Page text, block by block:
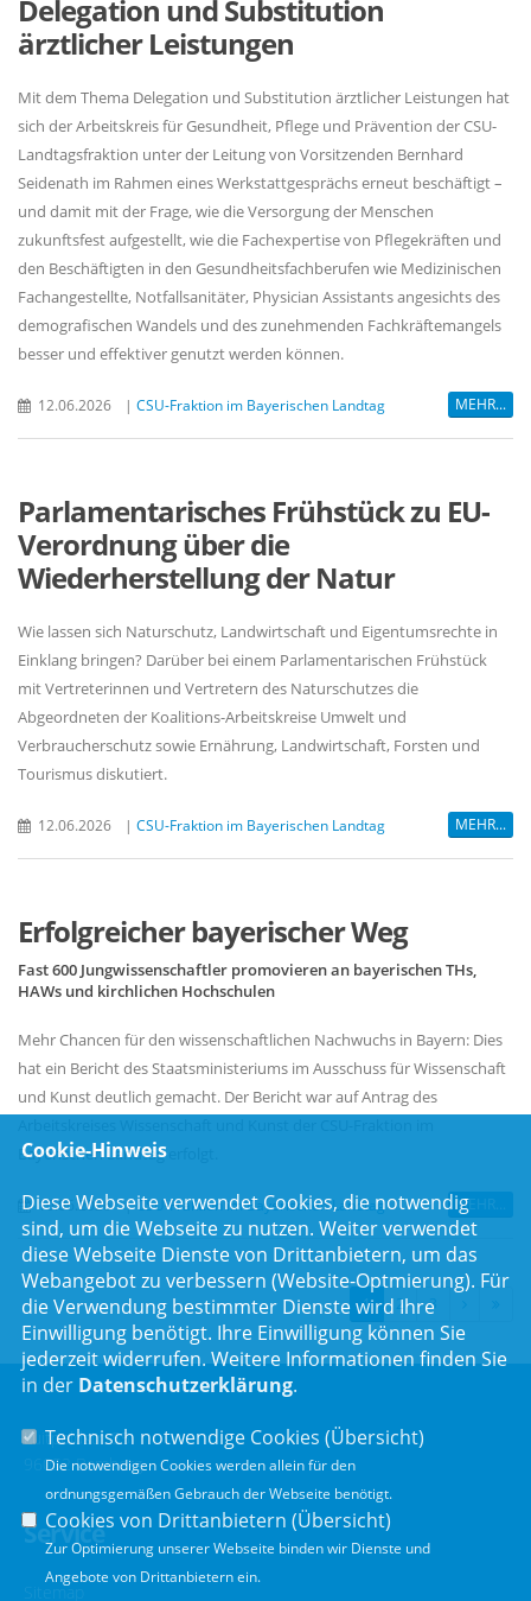
Delegation und Substitution
ärztlicher Leistungen
Mit dem Thema Delegation und Substitution ärztlicher Leistungen hat
sich der Arbeitskreis für Gesundheit, Pflege und Prävention der CSU-
Landtagsfraktion unter der Leitung von Vorsitzenden Bernhard
Seidenath im Rahmen eines Werkstattgesprächs erneut beschäftigt –
und damit mit der Frage, wie die Versorgung der Menschen
zukunftsfest aufgestellt, wie die Fachexpertise von Pflegekräften und
den Beschäftigten in den Gesundheitsfachberufen wie Medizinischen
Fachangestellte, Notfallsanitäter, Physician Assistants angesichts des
demografischen Wandels und des zunehmenden Fachkräftemangels
besser und effektiver genutzt werden können.
12.06.2026 | CSU-Fraktion im Bayerischen Landtag MEHR...
Parlamentarisches Frühstück zu EU-
Verordnung über die
Wiederherstellung der Natur
Wie lassen sich Naturschutz, Landwirtschaft und Eigentumsrechte in
Einklang bringen? Darüber bei einem Parlamentarischen Frühstück
mit Vertreterinnen und Vertretern des Naturschutzes die
Abgeordneten der Koalitions-Arbeitskreise Umwelt und
Verbraucherschutz sowie Ernährung, Landwirtschaft, Forsten und
Tourismus diskutiert.
12.06.2026 | CSU-Fraktion im Bayerischen Landtag MEHR...
Erfolgreicher bayerischer Weg
Fast 600 Jungwissenschaftler promovieren an bayerischen THs,
HAWs und kirchlichen Hochschulen
Mehr Chancen für den wissenschaftlichen Nachwuchs in Bayern: Dies
hat ein Bericht des Staatsministeriums im Ausschuss für Wissenschaft
und Kunst deutlich gemacht. Der Bericht war auf Antrag des
Bayerischen Landtag erfolgt.
10.06.2026 |CSU-Fraktion im Bayerischen Landtag MEHR...
1 2 3
Luitpoldstr. 55
96052 Bamberg
Service
Sitemap
Cookie-Hinweis
Diese Webseite verwendet Cookies, die notwendig
sind, um die Webseite zu nutzen. Weiter verwendet
diese Webseite Dienste von Drittanbietern, um das
Webangebot zu verbessern (Website-Optmierung). Für
die Verwendung bestimmter Dienste wird Ihre
Einwilligung benötigt. Ihre Einwilligung können Sie
jederzeit widerrufen. Weitere Informationen finden Sie
in der Datenschutzerklärung.
Technisch notwendige Cookies (Übersicht)
Die notwendigen Cookies werden allein für den
ordnungsgemäßen Gebrauch der Webseite benötigt.
Cookies von Drittanbietern (Übersicht)
Zur Optimierung unserer Webseite binden wir Dienste und
Angebote von Drittanbietern ein.